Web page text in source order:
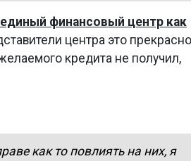
финансовый центр как
центра это прекрасно
кредита не получил,
как то повлиять на них, я